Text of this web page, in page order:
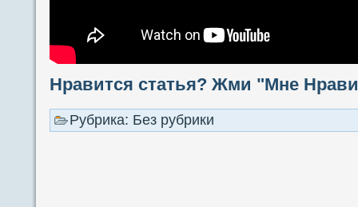
Нравится статья? Жми "Мне
Рубрика: Без рубрики